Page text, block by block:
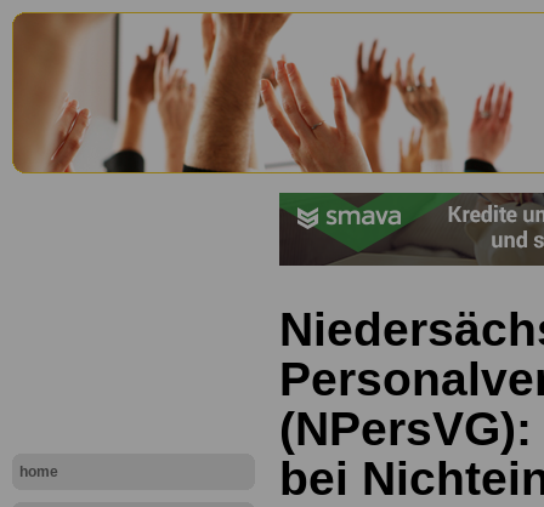
home
bei